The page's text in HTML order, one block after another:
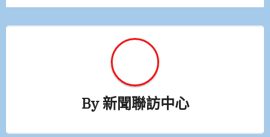
By新聞聯訪中心